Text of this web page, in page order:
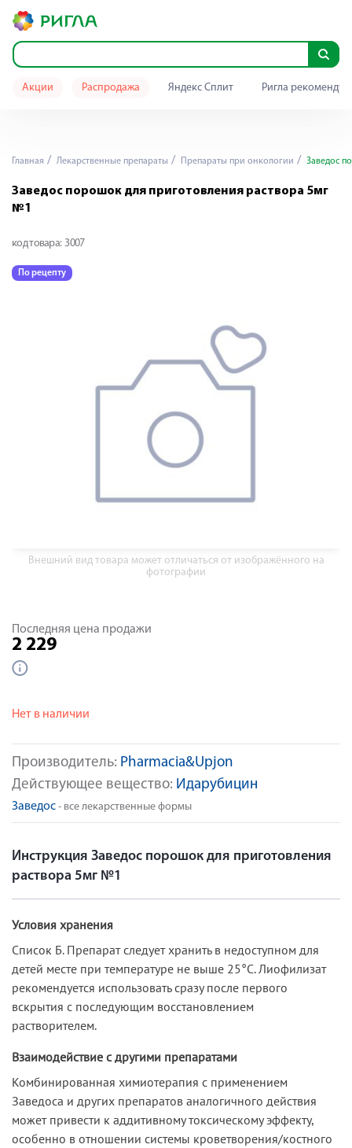
Акции Распродажа Яндекс Сплит Ригла
Главная Лекарственные препараты Препараты при онкологии Заведос
Заведос порошок для приготовления раствора 5мг
№1
код товара: 3007
По рецепту
Внешний вид товара может отличаться от изображённого на
фотографии
Производитель: Pharmacia&Upjon
Действующее вещество: Идарубицин
Заведос - все лекарственные формы
Последняя цена продажи
2 229
Нет в наличии
Инструкция Заведос порошок для приготовления
раствора 5мг №1
Условия хранения
Список Б. Препарат следует хранить в недоступном для
детей месте при температуре не выше 25°C. Лиофилизат
рекомендуется использовать сразу после первого
вскрытия с последующим восстановлением
растворителем.
Взаимодействие с другими препаратами
Комбинированная химиотерапия с применением
Заведоса и других препаратов аналогичного действия
может привести к аддитивному токсическому эффекту,
особенно в отношении системы кроветворения/костного